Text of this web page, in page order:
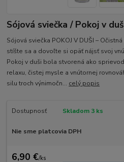
Sójová sviečka / Pokoj v
Sójová sviečka POKOJ V DUŠI –
stíšte sa a dovoľte si opäť nájsť svoj
Pokoj v duši bola stvorená ako
relaxu, čistej mysle a vnútornej
silu troch výnimočn... celý popis
Dostupnosť Skladom 3 ks
Nie sme platcovia DPH
6,90 €/ks